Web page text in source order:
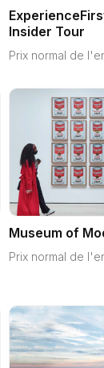
Insider Tour
Prix normal de
Museum of
Prix normal de